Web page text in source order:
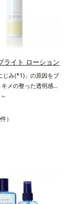
酸（エクトイン）配合
にうるおいを与え、肌
（普通肌～超乾性肌）
キビができにくい肌を
した5種の整肌成分
ナノVCショットカプ
。カプセルが浸透して
出する特殊技術によっ
力(*2)と安定性を実
立ちをしっかりケア
ぎやすいニキビ肌
い清潔な垢抜け肌
す。たっぷりの保湿
うるおいによりキメ
を目立たなくする*4
れの除去*5 すべての
ライト ローション
じみ(*1)」の原因をブ
メの整った透明感
象へ導く美白(*2)化
知見「メラニンの
」である「横のひろが
ばかすという「点」だ
明感のなさなどの
明感を阻害する原因を
件）